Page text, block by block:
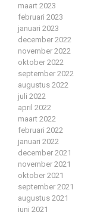
maart 2023
februari 2023
januari 2023
december 2022
november 2022
oktober 2022
september 2022
augustus 2022
juli 2022
april 2022
maart 2022
februari 2022
januari 2022
december 2021
november 2021
oktober 2021
september 2021
augustus 2021
juni 2021